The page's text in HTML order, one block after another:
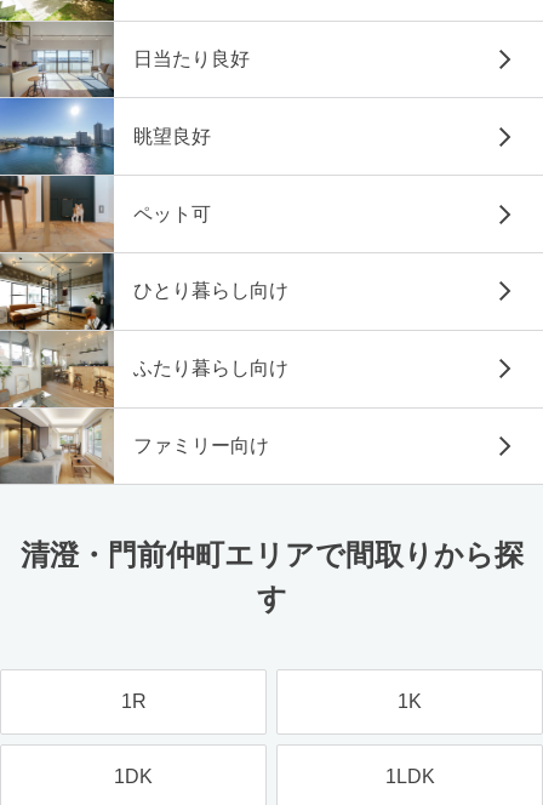
日当たり良好
眺望良好
ペット可
ひとり暮らし向け
ふたり暮らし向け
ファミリー向け
清澄・門前仲町エリアで間取りから探
す
1R 1K
1DK 1LDK